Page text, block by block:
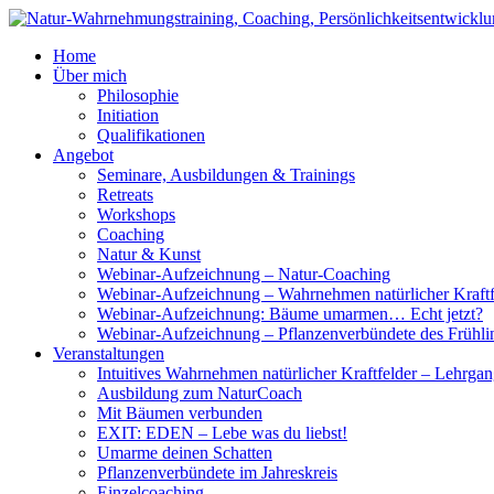
Home
Über mich
Philosophie
Initiation
Qualifikationen
Angebot
Seminare, Ausbildungen & Trainings
Retreats
Workshops
Coaching
Natur & Kunst
Webinar-Aufzeichnung – Natur-Coaching
Webinar-Aufzeichnung – Wahrnehmen natürlicher
Webinar-Aufzeichnung: Bäume umarmen… Echt jetzt?
Webinar-Aufzeichnung – Pflanzenverbündete des
Veranstaltungen
Intuitives Wahrnehmen natürlicher Kraftfelder –
Ausbildung zum NaturCoach
Mit Bäumen verbunden
EXIT: EDEN – Lebe was du liebst!
Umarme deinen Schatten
Pflanzenverbündete im Jahreskreis